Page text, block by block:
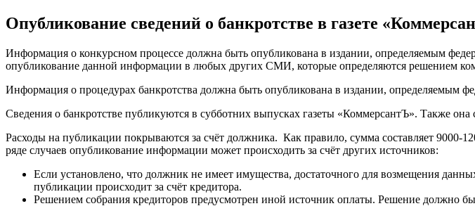
Опубликование сведений о банкротстве в газете
Информация о конкурсном процессе должна быть опубликована в издании, определяемым
опубликование данной информации в любых других СМИ, которые определяются решением
Информация о процедурах банкротства должна быть опубликована в издании, определяемым
Сведения о банкротстве публикуются в субботних выпусках газеты «КоммерсантЪ». Также она
Расходы на публикации покрываются за счёт должника. Как правило, сумма составляет 9000-
ряде случаев опубликование информации может происходить за счёт других источников:
Если установлено, что должник не имеет имущества, достаточного для возмещения
публикации происходит за счёт кредитора.
Решением собрания кредиторов предусмотрен иной источник оплаты. Решение должно